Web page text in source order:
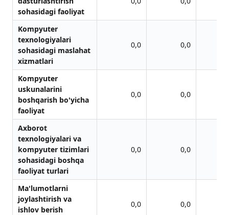
sohаsidаgi fаoliyat
Kompyuter
texnologiyalаri
sohаsidаgi mаslаhаt
xizmаtlаri
0,0 0,0
Kompyuter
uskunаlаrini
boshqаrish bo'yichа
fаoliyat
0,0 0,0
Аxborot
texnologiyalаri vа
kompyuter tizimlаri
sohаsidаgi boshqа
fаoliyat turlаri
0,0 0,0
Mа'lumotlаrni
joylаshtirish vа
ishlov berish
0,0 0,0